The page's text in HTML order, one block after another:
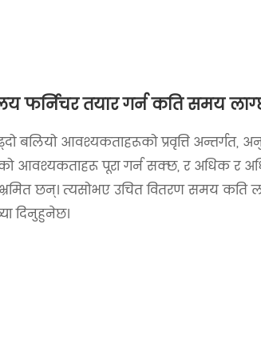
फर्निचर तयार गर्न कति समय
बलियो आवश्यकताहरूको प्रवृत्ति अन्तर्गत,
आवश्यकताहरू पूरा गर्न सक्छ, र अधिक र
छन्। त्यसोभए उचित वितरण समय कति
दिनुहुनेछ।